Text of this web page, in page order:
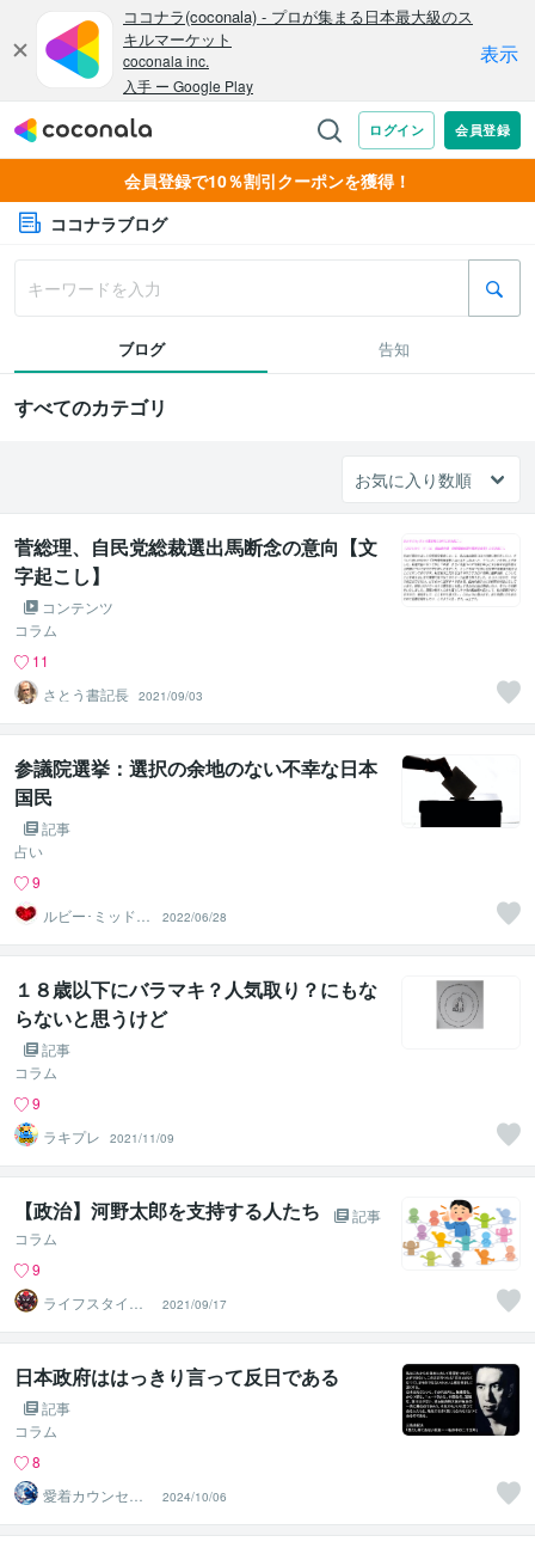
会員登録で10％割引クーポンを獲得！
ココナラブログ
ブログ 告知
すべてのカテゴリ
菅総理、自民党総裁選出馬断念の意向【文
字起こし】
コンテンツ
コラム
11
さとう書記長 2021/09/03
参議院選挙：選択の余地のない不幸な日本
国民
記事
占い
9
ルビー･ミッドナ
イト
2022/06/28
１８歳以下にバラマキ？人気取り？にもな
らないと思うけど
記事
コラム
9
ラキプレ
2021/11/09
【政治】河野太郎を支持する人たち
記事
コラム
9
ライフスタイル
速報 ヴォイド
2021/09/17
日本政府ははっきり言って反日である
記事
コラム
8
愛着カウンセラ
ーnatsume
2024/10/06